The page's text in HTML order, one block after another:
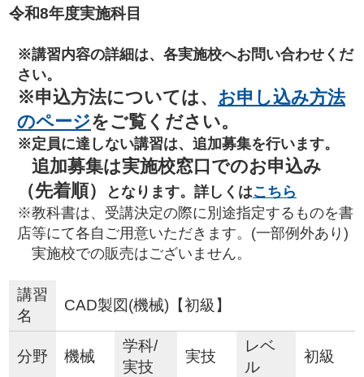
令和8年度実施科目
※講習内容の詳細は、各実施校へお問い合わせくだ
さい。
※申込方法については、 お申し込み方法
のページをご覧ください。
※定員に達しない講習は、追加募集を行います。
追加募集は実施校窓口でのお申込み
（先着順）
となります。詳しくはこちら
※教科書は、受講決定の際に別途指定するものを書
店等にて各自ご用意いただきます。(一部例外あり)
実施校での販売はございません。
講習
名
CAD製図(機械)【初級】
分野 機械
学科/
実技
実技
レベ
ル
初級